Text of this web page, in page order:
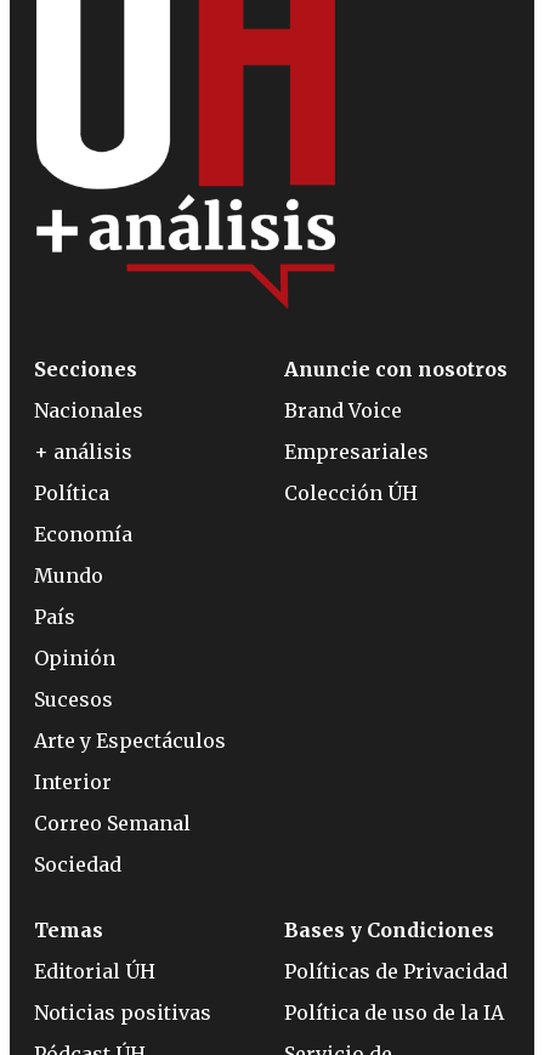
Secciones
Nacionales
+ análisis
Política
Economía
Mundo
País
Opinión
Sucesos
Arte y Espectáculos
Interior
Correo Semanal
Sociedad
Anuncie con nosotros
Brand Voice
Empresariales
Colección ÚH
Temas
Editorial ÚH
Noticias positivas
Bases y Condiciones
Políticas de Privacidad
Política de uso de la IA